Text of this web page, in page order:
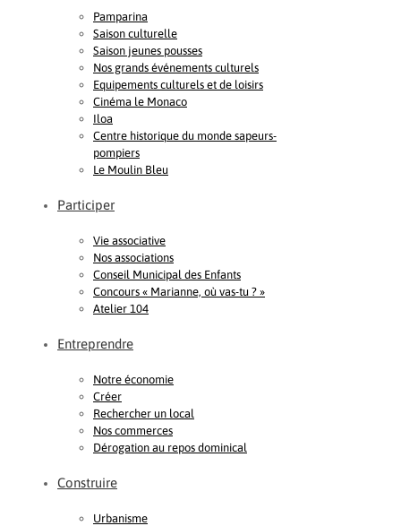
Pamparina
Saison culturelle
Saison jeunes pousses
Nos grands événements culturels
Equipements culturels et de loisirs
Cinéma le Monaco
Iloa
Centre historique du monde sapeurs-
pompiers
Le Moulin Bleu
Participer
Vie associative
Nos associations
Conseil Municipal des Enfants
Concours « Marianne, où vas-tu ? »
Atelier 104
Entreprendre
Notre économie
Créer
Rechercher un local
Nos commerces
Dérogation au repos dominical
Construire
Urbanisme